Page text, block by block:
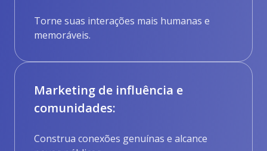
Torne suas interações mais humanas e
memoráveis.
Marketing de influência e
comunidades:
Construa conexões genuínas e alcance